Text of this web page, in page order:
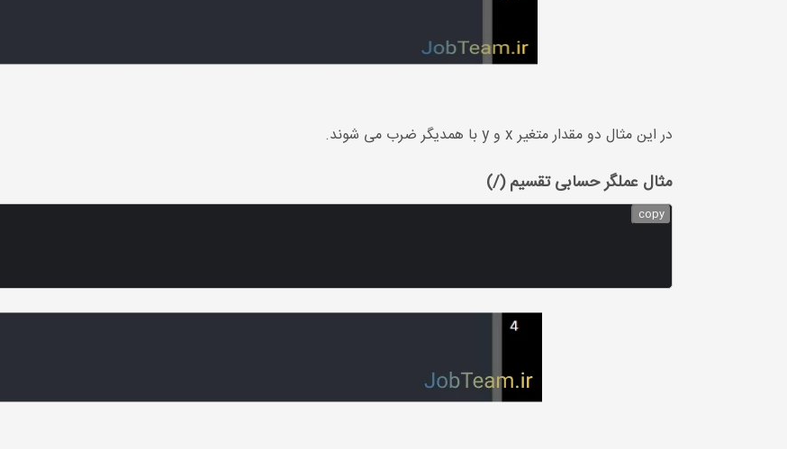
در این مثال دو مقدار متغیر x و y با همدیگر ضرب می شوند.
مثال عملگر حسابی تقسیم (/)
copy